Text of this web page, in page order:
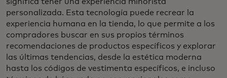
significa tener una experiencia minorista
personalizada. Esta tecnología puede recrear la
experiencia humana en la tienda, lo que permite a los
compradores buscar en sus propios términos
recomendaciones de productos específicos y explorar
las últimas tendencias, desde la estética moderna
hasta los códigos de vestimenta específicos, e incluso